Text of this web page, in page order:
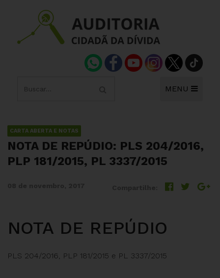
MENU
CARTA ABERTA E NOTAS
NOTA DE REPÚDIO: PLS 204/2016,
PLP 181/2015, PL 3337/2015
NOTA DE REPÚDIO
PLS 204/2016, PLP 181/2015 e PL 3337/2015